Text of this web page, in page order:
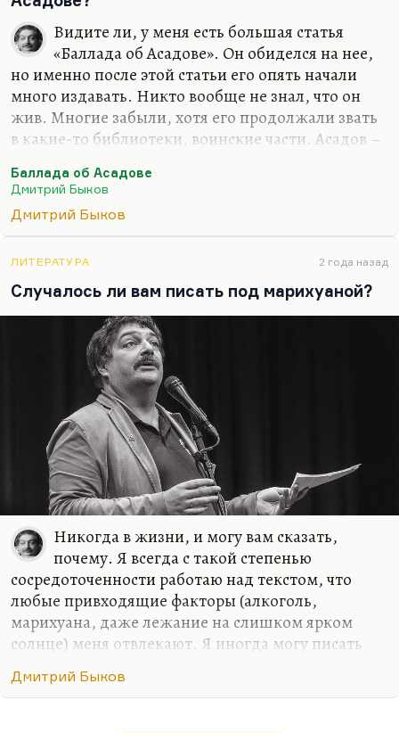
английски я, конечно, буду. От этого никуда не
денешься. Писание на английском делает речь
более четкой. Переводить с английского я буду
много. Вот «Март» переведу Кунищака, буду
«Сорделло» заканчивать. Конечно, я…
Видите ли, у меня есть большая статья
«Баллада об Асадове». Он обиделся на нее,
но именно после этой статьи его опять начали
много издавать. Никто вообще не знал, что он
жив. Многие забыли, хотя его продолжали звать
в какие-то библиотеки, воинские части. Асадов –
для советского нижнего этажа среднего класса.
Этим людям нужна своя поэзия. Это поэтическая
поп-культура, не лишенная ни морали, ни
находок. Безусловно, это важный человек.
Понимаете, в Советском Союзе была довольно
интеллигентная, довольно культурная попса
(хотя это нельзя назвать попсой). Вот ушел со
сцены Валерий Леонтьев. Сделал такое…
Баллада об Асадове
Дмитрий Быков
Дмитрий Быков
ЛИТЕРАТУРА 2 года назад
Случалось ли вам писать под марихуаной?
Никогда в жизни, и могу вам сказать,
почему. Я всегда с такой степенью
сосредоточенности работаю над текстом, что
любые привходящие факторы (алкоголь,
марихуана, даже лежание на слишком ярком
солнце) меня отвлекают. Я иногда могу писать
обстановке, как было в армии. Там с какой-то
Дмитрий Быков